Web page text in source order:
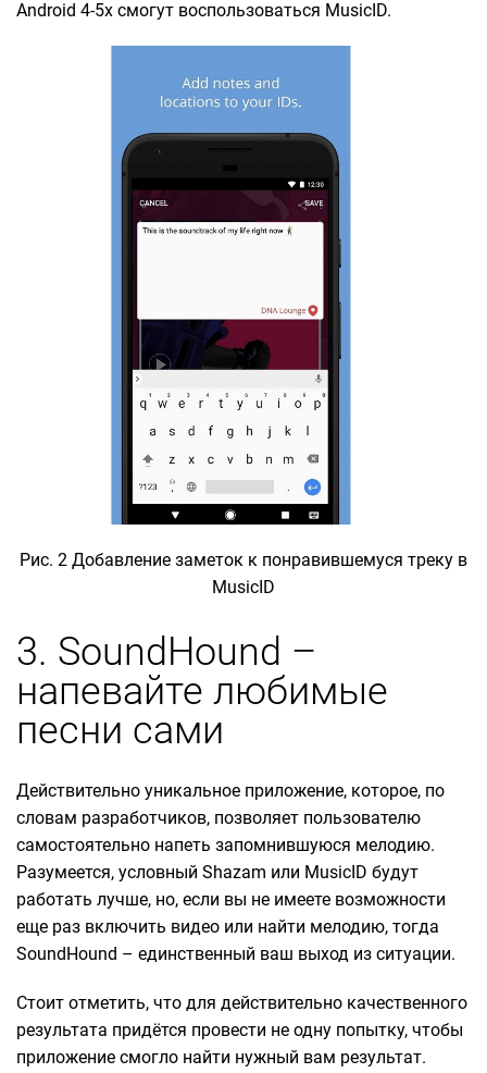
Android 4-5x смогут воспользоваться MusicID.
Рис. 2 Добавление заметок к понравившемуся треку в
MusicID
3. SoundHound –
напевайте любимые
песни сами
Действительно уникальное приложение, которое, по
словам разработчиков, позволяет пользователю
самостоятельно напеть запомнившуюся мелодию.
Разумеется, условный Shazam или MusicID будут
работать лучше, но, если вы не имеете возможности
еще раз включить видео или найти мелодию, тогда
SoundHound – единственный ваш выход из ситуации.
Стоит отметить, что для действительно качественного
результата придётся провести не одну попытку, чтобы
приложение смогло найти нужный вам результат.